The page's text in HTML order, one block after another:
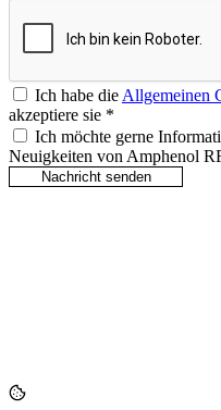
Ich habe dieAllgemeinen
akzeptiere sie *
Ich möchte gerne
Neuigkeiten von Amphenol